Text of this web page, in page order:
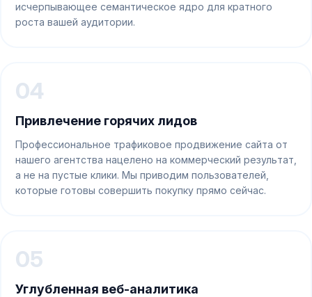
исчерпывающее семантическое ядро для кратного
роста вашей аудитории.
04
Привлечение горячих лидов
Профессиональное трафиковое продвижение сайта от
нашего агентства нацелено на коммерческий результат,
а не на пустые клики. Мы приводим пользователей,
которые готовы совершить покупку прямо сейчас.
05
Углубленная веб-аналитика